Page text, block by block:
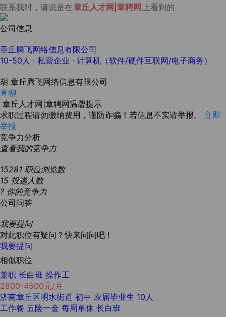
联系我时，请说是在章丘人才网|章聘网 上看到的
公司信息
章丘腾飞网络信息有限公司
10-50人 · 私营企业 · 计算机（软件/硬件互联网/电子商务）
胡 章丘腾飞网络信息有限公司
直聊
章丘人才网|章聘网温馨提示
求职过程请勿缴纳费用，谨防诈骗！若信息不实请举报。 立即
举报
竞争力分析
查看我的竞争力
15281 职位浏览数
15 投递人数
? 你的竞争力
公司问答
我要提问
对此职位有疑问？快来问问吧 !
我要提问
相似职位
兼职 长白班 操作工
2800-4500元/月
济南章丘区明水街道 初中 应届毕业生 10人
工作餐 五险一金 每周单休 长白班